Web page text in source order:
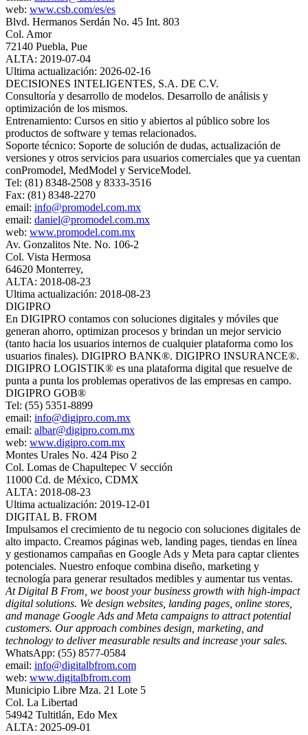
web: www.csb.com/es/es
Blvd. Hermanos Serdán No. 45 Int. 803
Col. Amor
72140 Puebla, Pue
ALTA: 2019-07-04
Ultima actualización: 2026-02-16
DECISIONES INTELIGENTES, S.A. DE C.V.
Consultoría y desarrollo de modelos. Desarrollo de análisis y
optimización de los mismos.
Entrenamiento: Cursos en sitio y abiertos al público sobre los
productos de software y temas relacionados.
Soporte técnico: Soporte de solución de dudas, actualización de
versiones y otros servicios para usuarios comerciales que ya cuentan
conPromodel, MedModel y ServiceModel.
Tel: (81) 8348-2508 y 8333-3516
Fax: (81) 8348-2270
email: info@promodel.com.mx
email: daniel@promodel.com.mx
web: www.promodel.com.mx
Av. Gonzalitos Nte. No. 106-2
Col. Vista Hermosa
64620 Monterrey,
ALTA: 2018-08-23
Ultima actualización: 2018-08-23
DIGIPRO
En DIGIPRO contamos con soluciones digitales y móviles que
generan ahorro, optimizan procesos y brindan un mejor servicio
(tanto hacia los usuarios internos de cualquier plataforma como los
usuarios finales). DIGIPRO BANK®. DIGIPRO INSURANCE®.
DIGIPRO LOGISTIK® es una plataforma digital que resuelve de
punta a punta los problemas operativos de las empresas en campo.
DIGIPRO GOB®
Tel: (55) 5351-8899
email: info@digipro.com.mx
email: albar@digipro.com.mx
web: www.digipro.com.mx
Montes Urales No. 424 Piso 2
Col. Lomas de Chapultepec V sección
11000 Cd. de México, CDMX
ALTA: 2018-08-23
Ultima actualización: 2019-12-01
DIGITAL B. FROM
Impulsamos el crecimiento de tu negocio con soluciones digitales de
alto impacto. Creamos páginas web, landing pages, tiendas en línea
y gestionamos campañas en Google Ads y Meta para captar clientes
potenciales. Nuestro enfoque combina diseño, marketing y
tecnología para generar resultados medibles y aumentar tus ventas.
At Digital B From, we boost your business growth with high-impact
digital solutions. We design websites, landing pages, online stores,
and manage Google Ads and Meta campaigns to attract potential
customers. Our approach combines design, marketing, and
technology to deliver measurable results and increase your sales.
WhatsApp: (55) 8577-0584
email: info@digitalbfrom.com
web: www.digitalbfrom.com
Municipio Libre Mza. 21 Lote 5
Col. La Libertad
54942 Tultitlán, Edo Mex
ALTA: 2025-09-01